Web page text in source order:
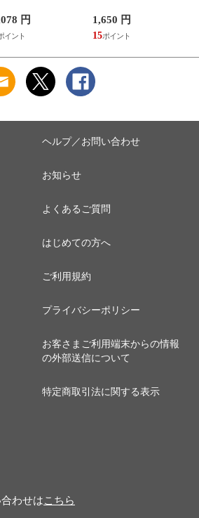
んわり 足湯のよう
かぽかナイトウ
マー inf-26
円
サウナ ごリラックス
まもるさんの洗える
巾着 ブラック 黒
1,650 円
15
ヘルプ／お問い合わせ
お知らせ
よくあるご質問
はじめての方へ
ご利用規約
プライバシーポリシー
お客さまご利用端末からの情報
の外部送信について
特定商取引法に関する表示
わせはこちら